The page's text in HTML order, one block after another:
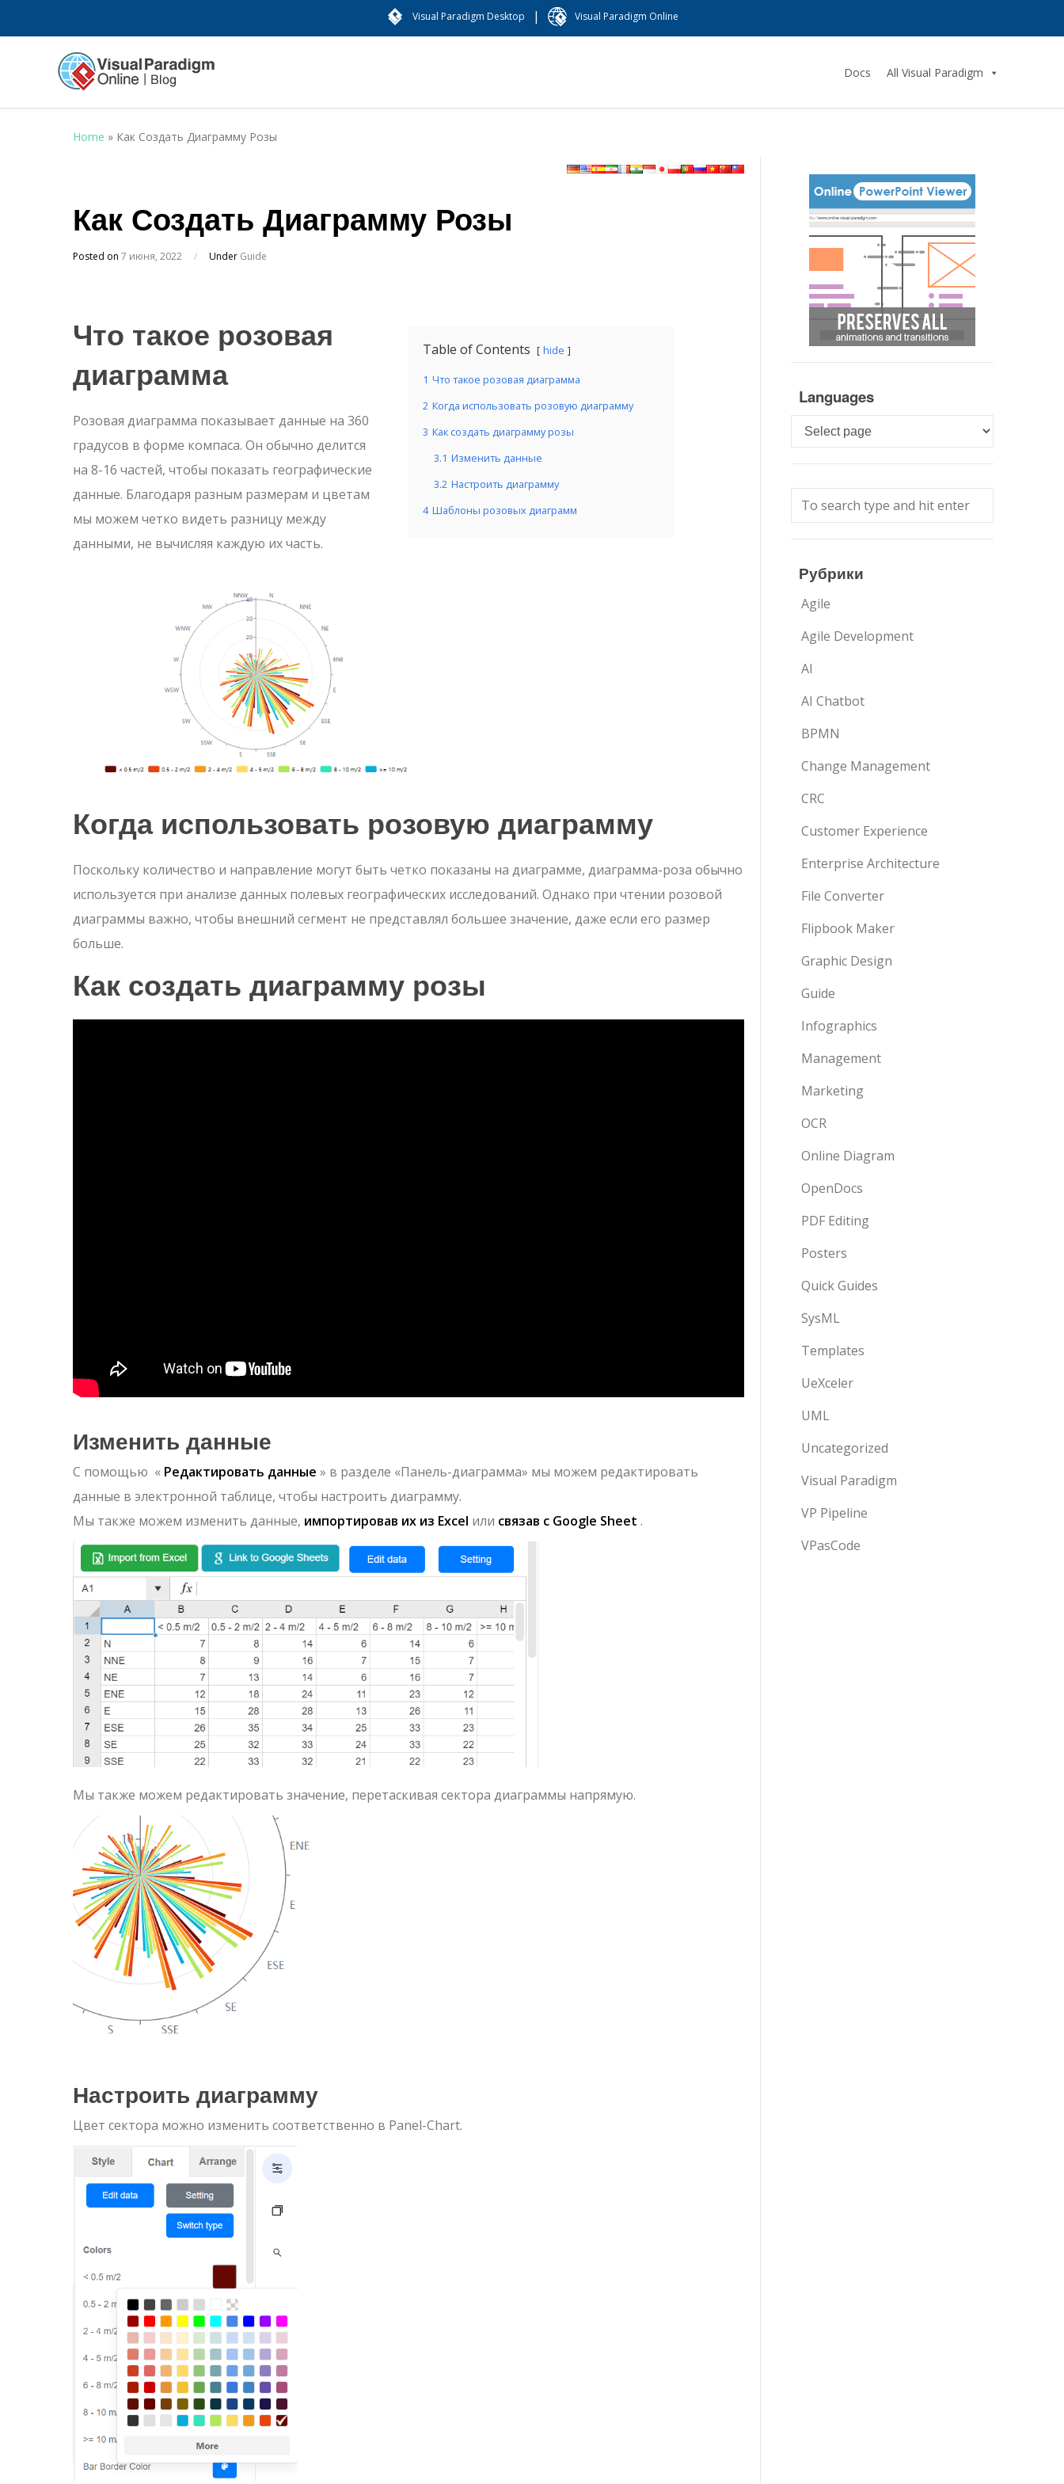
Visual Paradigm Desktop | Visual Paradigm Online
Docs All Visual Paradigm
Home » Как Создать Диаграмму Розы
Как Создать Диаграмму Розы
Posted on 7 июня, 2022 / Under Guide
Table of Contents hide
1 Что такое розовая диаграмма
2 Когда использовать розовую диаграмму
3 Как создать диаграмму розы
3.1 Изменить данные
3.2 Настроить диаграмму
4 Шаблоны розовых диаграмм
Что такое розовая
диаграмма
Розовая диаграмма показывает данные на 360
градусов в форме компаса. Он обычно делится
на 8-16 частей, чтобы показать географические
данные. Благодаря разным размерам и цветам
мы можем четко видеть разницу между
данными, не вычисляя каждую их часть.
Когда использовать розовую диаграмму
Поскольку количество и направление могут быть четко показаны на диаграмме, диаграмма-роза обычно
используется при анализе данных полевых географических исследований. Однако при чтении розовой
диаграммы важно, чтобы внешний сегмент не представлял большее значение, даже если его размер
больше.
Как создать диаграмму розы
Изменить данные
С помощью « Редактировать данные » в разделе «Панель-диаграмма» мы можем редактировать
данные в электронной таблице, чтобы настроить диаграмму.
Мы также можем изменить данные, импортировав их из Excel или связав с Google Sheet .
Мы также можем редактировать значение, перетаскивая сектора диаграммы напрямую.
Настроить диаграмму
Цвет сектора можно изменить соответственно в Panel-Chart.
Languages
Languages
Рубрики
Agile
Agile Development
AI
AI Chatbot
BPMN
Change Management
CRC
Customer Experience
Enterprise Architecture
File Converter
Flipbook Maker
Graphic Design
Guide
Infographics
Management
Marketing
OCR
Online Diagram
OpenDocs
PDF Editing
Posters
Quick Guides
SysML
Templates
UeXceler
UML
Uncategorized
Visual Paradigm
VP Pipeline
VPasCode